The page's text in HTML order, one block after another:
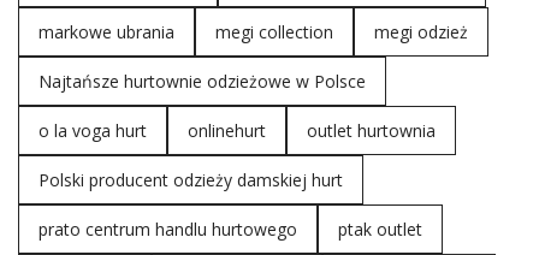
markowe ubrania megi collection megi odzież
Najtańsze hurtownie odzieżowe w Polsce
o la voga hurt onlinehurt outlet hurtownia
Polski producent odzieży damskiej hurt
prato centrum handlu hurtowego ptak outlet